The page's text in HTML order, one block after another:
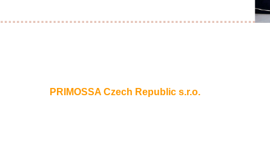
PRIMOSSA Czech Republic s.r.o.